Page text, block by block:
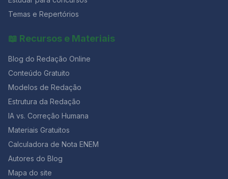
momento, nenhuma resposta pode ser entregue.O
o fim. Evite sair cedo.Mesmo que já tenha terminado,
o gabarito e reler sua redação com calma.Essa revisão
final costuma fazer diferença de 50 a 80 pontos na
nota final. Como aproveitar melhor o tempo e manter o
foco? 💥 Faltam poucos dias para o ENEM! Garanta sua
preparação completa com 50% OFF na Black da
Aprovação 2026 e tenha acesso a simulados,
Conclusão: tempo é estratégia O relógio é seu maior
aliado se você souber controlá-lo.Com um plano de
tempo realista, alternando redação e questões, é
possível evitar o desespero dos minutos finais e
garantir um desempenho constante em toda a prova.
Temas e Repertórios
📖 Recursos e Materiais
Blog do Redação Online
Conteúdo Gratuito
Modelos de Redação
Estrutura da Redação
IA vs. Correção Humana
Materiais Gratuitos
Calculadora de Nota ENEM
Autores do Blog
Mapa do site